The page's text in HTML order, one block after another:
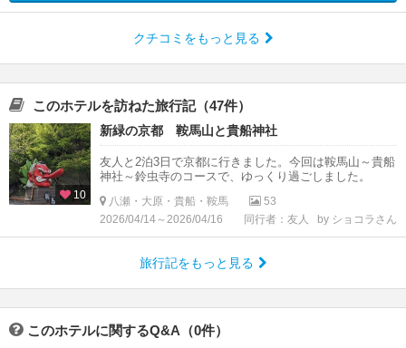
クチコミをもっと見る
このホテルを訪ねた旅行記（47件）
10
新緑の京都 鞍馬山と貴船神社
友人と2泊3日で京都に行きました。今回は鞍馬山～貴船
神社～鈴虫寺のコースで、ゆっくり過ごしました。
八瀬・大原・貴船・鞍馬
53
2026/04/14～2026/04/16
同行者：友人 by ショコラさん
旅行記をもっと見る
このホテルに関するQ&A（0件）